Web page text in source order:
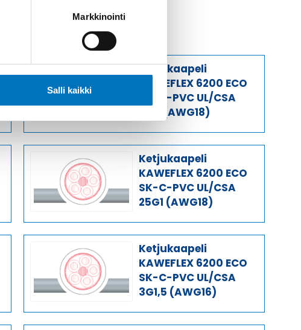
Markkinointi
Salli kaikki
Ketjukaapeli
KAWEFLEX 6200 ECO
SK-C-PVC UL/CSA
12G1 (AWG18)
Ketjukaapeli
KAWEFLEX 6200 ECO
SK-C-PVC UL/CSA
25G1 (AWG18)
Ketjukaapeli
KAWEFLEX 6200 ECO
SK-C-PVC UL/CSA
3G1,5 (AWG16)